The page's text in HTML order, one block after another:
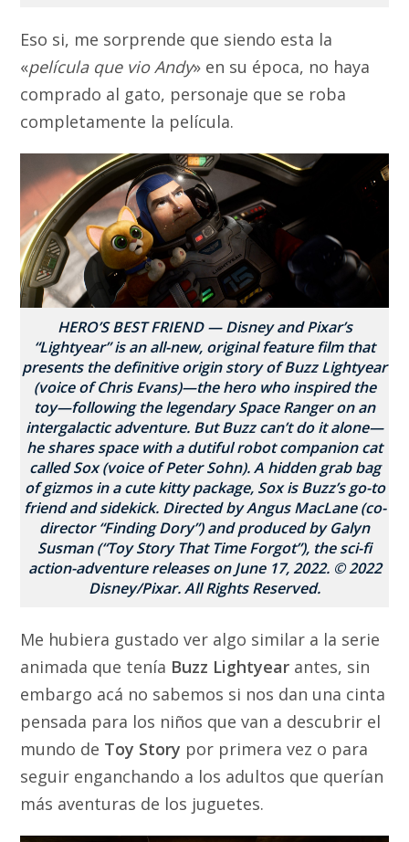
Eso si, me sorprende que siendo esta la
«película que vio Andy» en su época, no haya
comprado al gato, personaje que se roba
completamente la película.
HERO’S BEST FRIEND — Disney and Pixar’s
“Lightyear” is an all-new, original feature film that
presents the definitive origin story of Buzz Lightyear
(voice of Chris Evans)—the hero who inspired the
toy—following the legendary Space Ranger on an
intergalactic adventure. But Buzz can’t do it alone—
he shares space with a dutiful robot companion cat
called Sox (voice of Peter Sohn). A hidden grab bag
of gizmos in a cute kitty package, Sox is Buzz’s go-to
friend and sidekick. Directed by Angus MacLane (co-
director “Finding Dory”) and produced by Galyn
Susman (“Toy Story That Time Forgot”), the sci-fi
action-adventure releases on June 17, 2022. © 2022
Disney/Pixar. All Rights Reserved.
Me hubiera gustado ver algo similar a la serie
animada que tenía Buzz Lightyear antes, sin
embargo acá no sabemos si nos dan una cinta
pensada para los niños que van a descubrir el
mundo de Toy Story por primera vez o para
seguir enganchando a los adultos que querían
más aventuras de los juguetes.